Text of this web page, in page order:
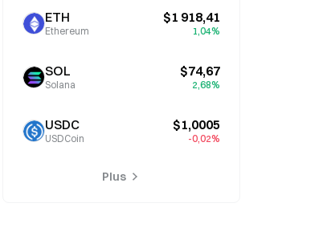
ETH
Ethereum
$1 918,41
1,04%
SOL
Solana
$74,67
2,68%
USDC
USDCoin
$1,0005
-0,02%
Plus